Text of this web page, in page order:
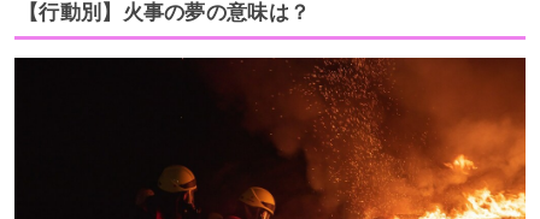
【行動別】火事の夢の意味は？